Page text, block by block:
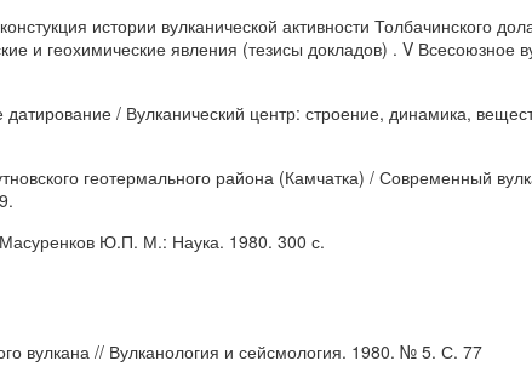
истории вулканической активности Толбачинского
и геохимические явления (тезисы докладов) . V Всесоюзное
/ Вулканический центр: строение, динамика,
геотермального района (Камчатка) / Современный
Масуренков Ю.П. М.: Наука. 1980. 300 с.
вулкана // Вулканология и сейсмология. 1980. № 5. С. 77